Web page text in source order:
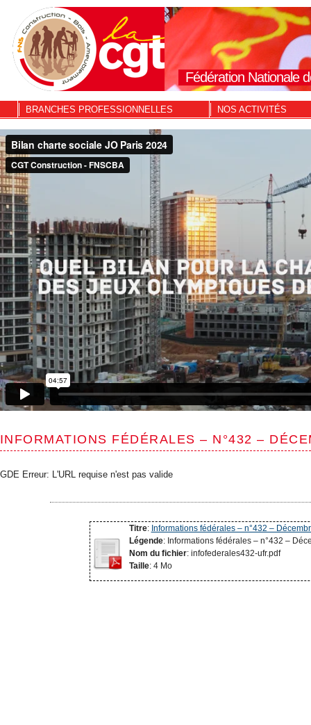
Fédération Nationale
BRANCHES PROFESSIONNELLES NOS ACTIVITÉS
INFORMATIONS FÉDÉRALES – N°432 –
GDE Erreur: L'URL requise n'est pas valide
Titre: Informations fédérales – n°432 –
Légende: Informations fédérales – n°432 –
Nom du fichier: infofederales432-ufr.pdf
Taille: 4 Mo